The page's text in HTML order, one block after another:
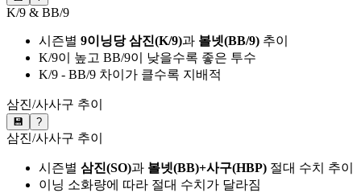
K/9 & BB/9
시즌별 9이닝당 삼진(K/9)과 볼넷(BB/9) 추이
K/9이 높고 BB/9이 낮을수록 좋은 투수
K/9 - BB/9 차이가 클수록 지배적
삼진/사사구 추이
💾 ?
삼진/사사구 추이
시즌별 삼진(SO)과 볼넷(BB)+사구(HBP) 절대 수치 추이
이닝 소화량에 따라 절대 수치가 달라짐